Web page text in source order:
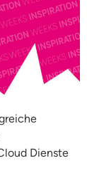
Dienste